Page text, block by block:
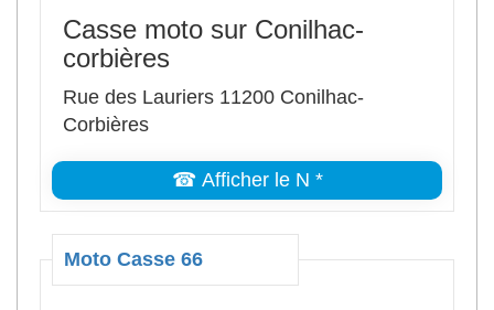
Casse moto sur Conilhac-
corbières
Rue des Lauriers 11200 Conilhac-
Corbières
☎ Afficher le N *
Moto Casse 66